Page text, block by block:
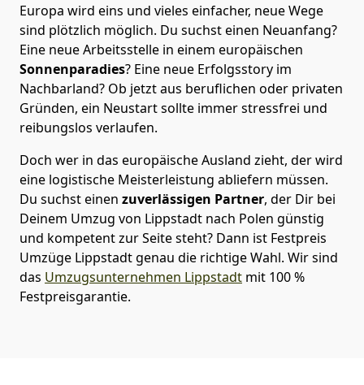
Europa wird eins und vieles einfacher, neue Wege
sind plötzlich möglich. Du suchst einen Neuanfang?
Eine neue Arbeitsstelle in einem europäischen
Sonnenparadies? Eine neue Erfolgsstory im
Nachbarland? Ob jetzt aus beruflichen oder privaten
Gründen, ein Neustart sollte immer stressfrei und
reibungslos verlaufen.
Doch wer in das europäische Ausland zieht, der wird
eine logistische Meisterleistung abliefern müssen.
Du suchst einen zuverlässigen Partner, der Dir bei
Deinem Umzug von Lippstadt nach Polen günstig
und kompetent zur Seite steht? Dann ist Festpreis
Umzüge Lippstadtgenau die richtige Wahl. Wir sind
das Umzugsunternehmen Lippstadt mit 100 %
Festpreisgarantie.